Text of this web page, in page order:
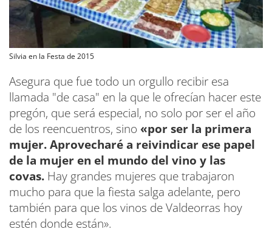
Silvia en la Festa de 2015
Asegura que fue todo un orgullo recibir esa
llamada "de casa" en la que le ofrecían hacer este
pregón, que será especial, no solo por ser el año
de los reencuentros, sino «por ser la primera
mujer. Aprovecharé a reivindicar ese papel
de la mujer en el mundo del vino y las
covas. Hay grandes mujeres que trabajaron
mucho para que la fiesta salga adelante, pero
también para que los vinos de Valdeorras hoy
estén donde están».